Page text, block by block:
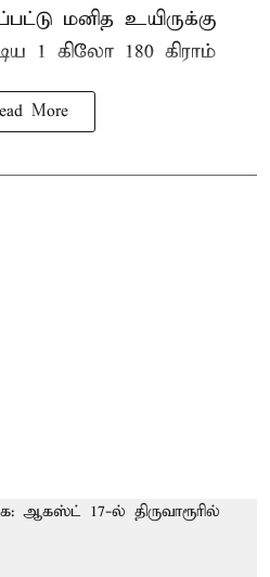
மனித உயிருக்கு
1 கிலோ 180 கிராம்
More